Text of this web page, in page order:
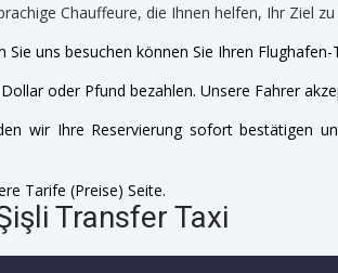
Chauffeure, die Ihnen helfen, Ihr Ziel zu
uns besuchen können Sie Ihren
oder Pfund bezahlen. Unsere Fahrer
wir Ihre Reservierung sofort bestätigen
Tarife (Preise) Seite.
Transfer Taxi